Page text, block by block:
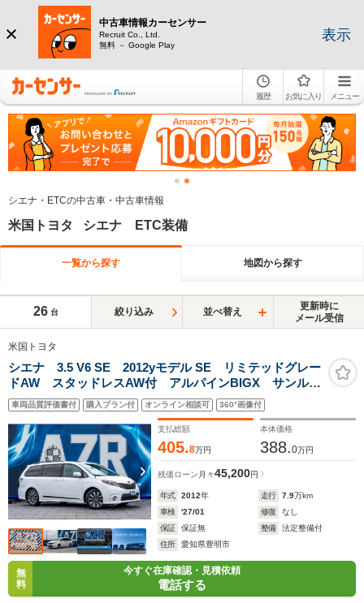
中古車情報カーセンサー
Recruit Co., Ltd.
無料 － Google Play
表示
履歴 お気に入り メニュー
シエナ・ETCの中古車・中古車情報
米国トヨタ シエナ ETC装備
一覧から探す 地図から探す
26 台 絞り込み 並べ替え
更新時に
メール受信
米国トヨタ
シエナ 3.5 V6 SE 2012yモデル SE リミテッドグレー
ドAW スタッドレスAW付 アルパインBIGX サンルー
フ 両側パワースライドドア キーレス パワーバック
ドア
車両品質評価書付 購入プラン付 オンライン相談可 360°画像付
支払総額
405.8万円
本体価格
388.0万円
残価ローン 月々45,200円
年式 2012年 走行 7.9万km
車検
'27/01 修復
なし
保証
保証無 整備
法定整備付
住所
愛知県豊明市
無
料
今すぐ在庫確認・見積依頼
電話する